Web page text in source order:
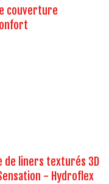
couverture
de liners texturés 3D
- Hydroflex